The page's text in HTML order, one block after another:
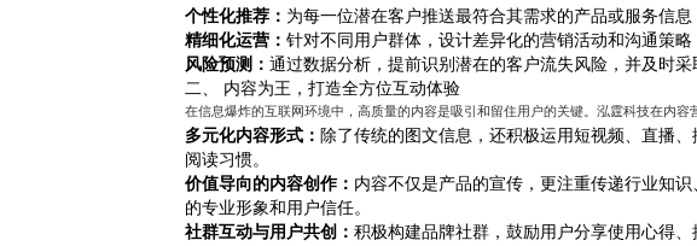
个性化推荐： 为每一位潜在客户推送最符合其需求的产品或服务信息
精细化运营：针对不同用户群体，设计差异化的营销活动和沟通策略
风险预测：通过数据分析，提前识别潜在的客户流失风险，并及时采
二、 内容为王，打造全方位互动体验
在信息爆炸的互联网环境中，高质量的内容是吸引和留住用户的关键。泓霆科技在内容
多元化内容形式：除了传统的图文信息，还积极运用短视频、直播
阅读习惯。
价值导向的内容创作： 内容不仅是产品的宣传，更注重传递行业知
的专业形象和用户信任。
社群互动与用户共创：积极构建品牌社群，鼓励用户分享使用心得